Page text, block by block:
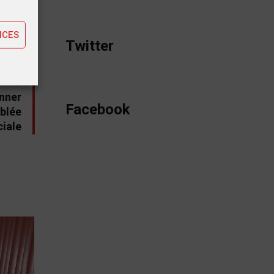
Twitter
Facebook